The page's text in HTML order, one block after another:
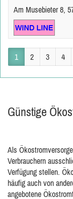
Am Musebieter 8,
1 2 3 4
Günstige
Als
Verbrauchern
Verfügung stellen.
häufig auch von
angebotene